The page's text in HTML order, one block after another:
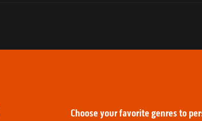
Choose your favorite genres to